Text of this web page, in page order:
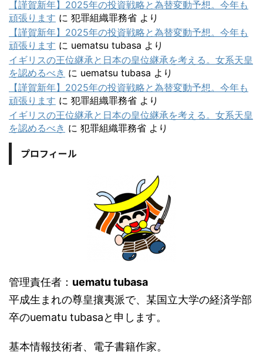
【謹賀新年】2025年の投資戦略と為替変動予想。今年も
頑張ります に 犯罪組織罪務省 より
【謹賀新年】2025年の投資戦略と為替変動予想。今年も
頑張ります に uematsu tubasa より
イギリスの王位継承と日本の皇位継承を考える。女系天皇
を認めるべき に uematsu tubasa より
【謹賀新年】2025年の投資戦略と為替変動予想。今年も
頑張ります に 犯罪組織罪務省 より
イギリスの王位継承と日本の皇位継承を考える。女系天皇
を認めるべき に 犯罪組織罪務省 より
プロフィール
管理責任者： uematu tubasa
平成生まれの尊皇攘夷派で、某国立大学の経済学部
卒のuematu tubasaと申します。
基本情報技術者、電子書籍作家。